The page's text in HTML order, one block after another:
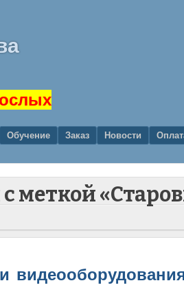
Обучение Заказ Новости
с меткой
и